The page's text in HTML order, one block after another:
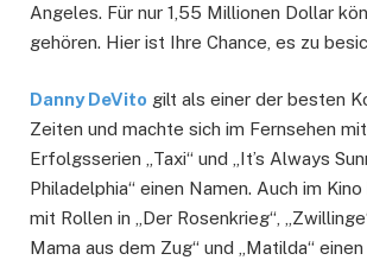
Angeles. Für nur 1,55 Millionen Dollar
gehören. Hier ist Ihre Chance, es zu
Danny DeVito gilt als einer der besten
Zeiten und machte sich im Fernsehen
Erfolgsserien „Taxi“ und „It’s Always
Philadelphia“ einen Namen. Auch im
mit Rollen in „Der Rosenkrieg“,
Mama aus dem Zug“ und „Matilda“